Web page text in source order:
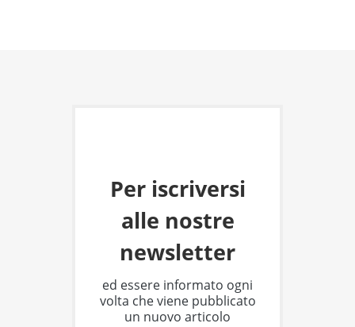
Per iscriversi
alle nostre
newsletter
ed essere informato ogni
volta che viene pubblicato
un nuovo articolo